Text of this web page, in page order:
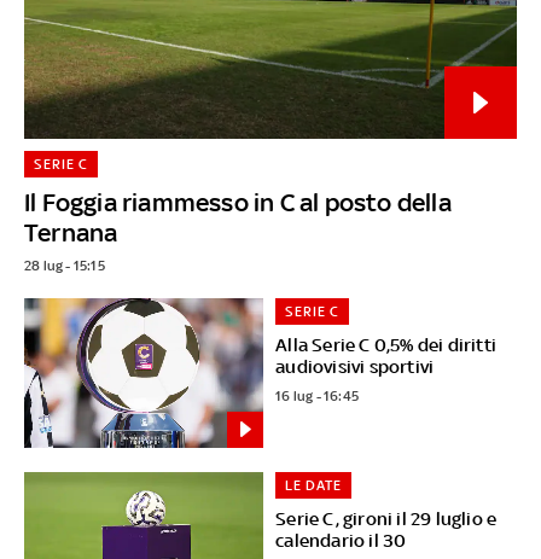
Il Foggia riammesso in C al posto della
Ternana
SERIE C
28 lug - 15:15
Alla Serie C 0,5% dei diritti
audiovisivi sportivi
SERIE C
16 lug - 16:45
Serie C, gironi il 29 luglio e
calendario il 30
LE DATE